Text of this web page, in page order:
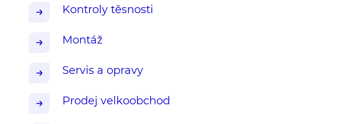
Kontroly těsnosti
Montáž
Servis a opravy
Prodej velkoobchod